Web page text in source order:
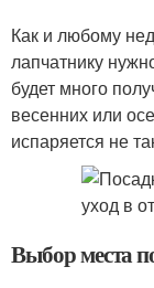
Как и любому
лапчатнику
будет много
весенних или
испаряется не
Выбор места